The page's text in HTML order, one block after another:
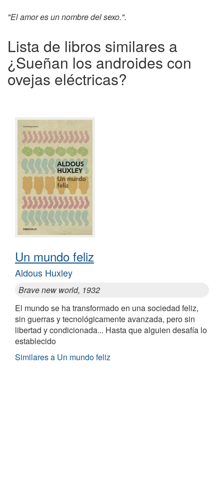
"El amor es un nombre del sexo.".
Lista de libros similares a
¿Sueñan los androides con
ovejas eléctricas?
Un mundo feliz
Aldous Huxley
Brave new world, 1932
El mundo se ha transformado en una sociedad feliz,
sin guerras y tecnológicamente avanzada, pero sin
libertad y condicionada... Hasta que alguien desafía lo
establecido
Similares a Un mundo feliz